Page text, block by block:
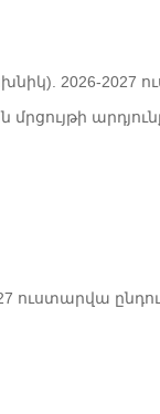
2026-2027
մրցույթի
ուստարվա